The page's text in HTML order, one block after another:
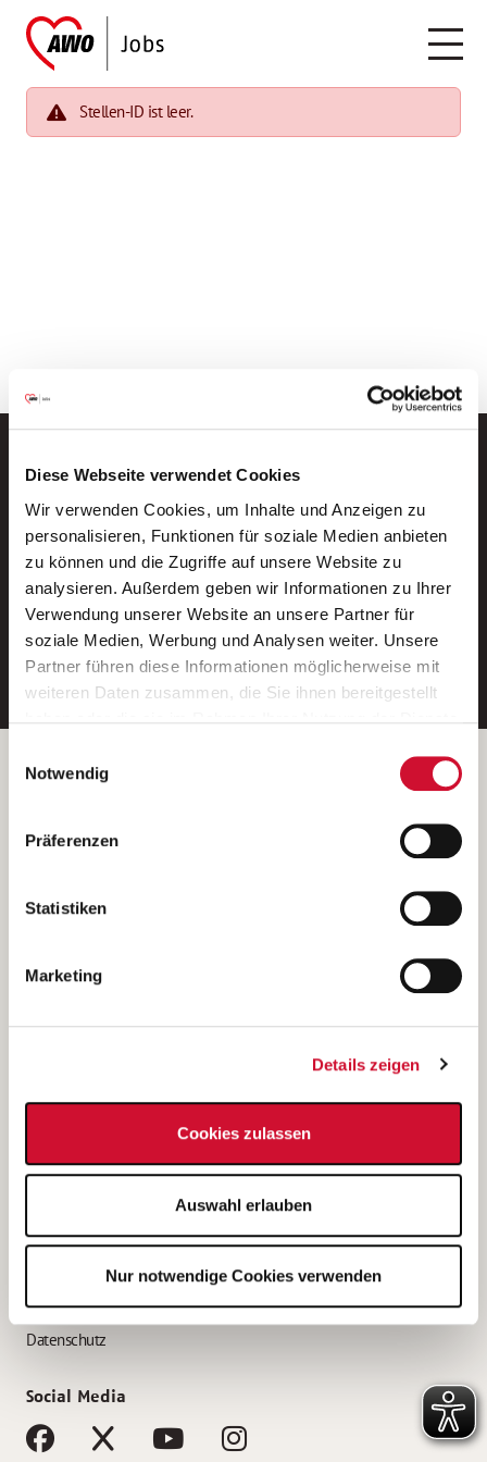
Diese Webseite verwendet Cookies
Wir verwenden Cookies, um Inhalte und Anzeigen zu
personalisieren, Funktionen für soziale Medien anbieten
zu können und die Zugriffe auf unsere Website zu
analysieren. Außerdem geben wir Informationen zu Ihrer
Verwendung unserer Website an unsere Partner für
soziale Medien, Werbung und Analysen weiter. Unsere
Partner führen diese Informationen möglicherweise mit
weiteren Daten zusammen, die Sie ihnen bereitgestellt
Wenn Sie auf „Cookies zulassen“ klicken, so stimmen
Sie der Speicherung sämtlicher Cookies zu. Sie können
Ihre Einwilligung selbstverständlich jederzeit widerrufen,
indem Sie die Cookie-Einstellungen aufrufen und diese
unsererDatenschutzerklärung
Notwendig
Präferenzen
Statistiken
Marketing
Details zeigen
Cookies zulassen
Auswahl erlauben
Nur notwendige Cookies verwenden
Stellen-ID ist leer.
Neue Stellen per E-Mail.
Ein kostenloser Service von AWO
Jobs.
E-Mail-Adresse eintragen
Betreiber der Webseite
Kantstraße 45a
(Ein Tochterunternehmen des AWO Bezirksverbandes Unterfranken
e.V.)
Bewerbung als Altenpflegehelfer*in
Bewerbung als Erzieher*in
AWO Gliederungen nach Bundesland
Impressum
Datenschutz
Social Media